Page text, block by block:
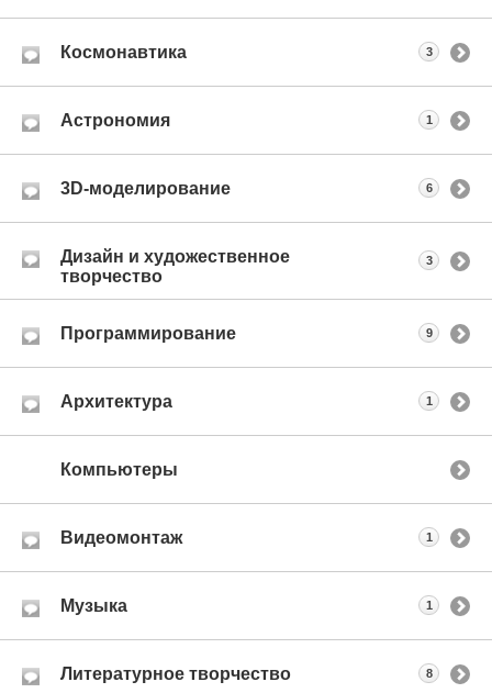
Космонавтика 3
Астрономия 1
3D-моделирование 6
Дизайн и художественное
творчество
3
Программирование 9
Архитектура 1
Компьютеры
Видеомонтаж 1
Музыка 1
Литературное творчество 8